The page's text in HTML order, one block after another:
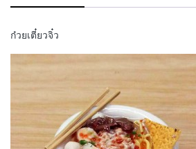
ก๋วยเตี๋ยวจิ๋ว